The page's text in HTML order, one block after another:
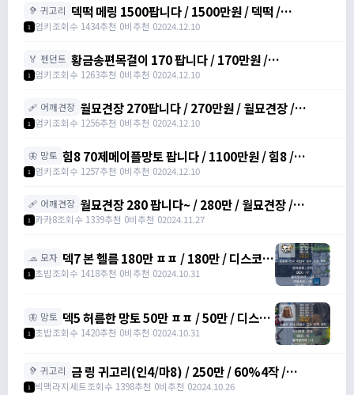
🦻 귀고리 덱떡 메링 1500팝니다 / 1500만원 / 덱떡 /
https://open.kakao.com/o/srDmv3Wf
1 엄키조회수 1434추천 0비추천 02024.12.10
🏅 펜던트 황금송편목걸이 170 팝니다 / 170만원 /
https://open.kakao.com/o/srDmv3Wf
1 엄키조회수 1263추천 0비추천 02024.12.10
🩹 어깨견장 월묘견장 270팝니다 / 270만원 / 월묘견장 /
https://open.kakao.com/o/srDmv3Wf
1 엄키조회수 1256추천 0비추천 02024.12.10
🦋 망토 힘8 70제메이플망토 팝니다 / 1100만원 / 힘8 /
https://open.kakao.com/o/srDmv3Wf
1 엄키조회수 1257추천 0비추천 02024.12.10
🩹 어깨견장 월묘견장 280 팝니다~ / 280만 / 월묘견장 /
https://open.kakao.com/o/si771d2g
1 카카8조회수 1339추천 0비추천 02024.11.27
🧢 모자 덱7 본 헬름 180만 ㅍㅍ / 180만 / 디스코드
: banana555_
1 초밥조회수 1418추천 0비추천 02024.10.31
🦋 망토 덱5 허름한 망토 50만 ㅍㅍ / 50만 / 디스코
드 : banana555_
1 초밥조회수 1420추천 0비추천 02024.10.31
🦻 귀고리 금 링 귀고리(인4/마8) / 250만 / 60%4작 /
2500000 /
1 빅맥라지세트조회수 1398추천 0비추천 02024.10.26